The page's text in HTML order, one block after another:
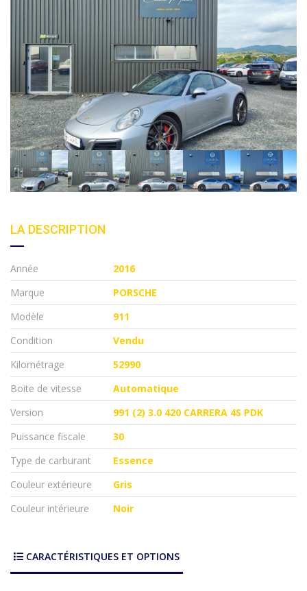
LA DESCRIPTION
Année
2016
Marque
PORSCHE
Modèle
911
Condition
Vendu
Kilométrage
52990
Boite de vitesse
Automatique
Version
991 (2) 3.0 420 CARRERA 4S PDK
Puissance fiscale
30
Type de carburant
Essence
Couleur extérieure
Gris
Couleur intérieure
Noir
CARACTÉRISTIQUES ET OPTIONS